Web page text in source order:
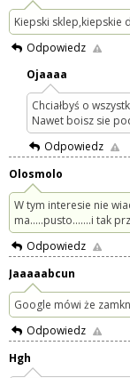
Kiepski sklep,kiepskie
Odpowiedz
Ojaaaa
Chciałbyś o
Nawet boisz sie
Odpowiedz
Olosmolo
W tym interesie nie
ma.....pusto.......i tak
Odpowiedz
Jaaaaabcun
Google mówi że
Odpowiedz
Hgh